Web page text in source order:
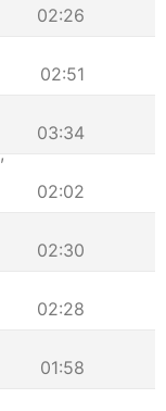
02:26
02:51
03:34
,
02:02
02:30
02:28
01:58